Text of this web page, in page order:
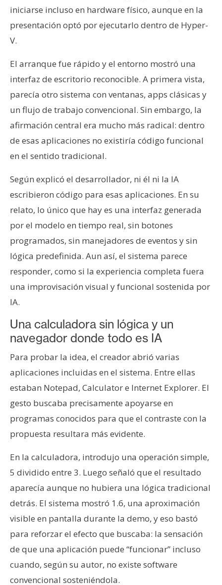
P
u
i
c
d
a
d
iniciarse incluso en hardware físico, aunque en la
presentación optó por ejecutarlo dentro de Hyper-
V.
El arranque fue rápido y el entorno mostró una
interfaz de escritorio reconocible. A primera vista,
parecía otro sistema con ventanas, apps clásicas y
un flujo de trabajo convencional. Sin embargo, la
afirmación central era mucho más radical: dentro
de esas aplicaciones no existiría código funcional
en el sentido tradicional.
Según explicó el desarrollador, ni él ni la IA
escribieron código para esas aplicaciones. En su
relato, lo único que hay es una interfaz generada
por el modelo en tiempo real, sin botones
programados, sin manejadores de eventos y sin
lógica predefinida. Aun así, el sistema parece
responder, como si la experiencia completa fuera
una improvisación visual y funcional sostenida por
IA.
Una calculadora sin lógica y un
navegador donde todo es IA
Para probar la idea, el creador abrió varias
aplicaciones incluidas en el sistema. Entre ellas
estaban Notepad, Calculator e Internet Explorer. El
gesto buscaba precisamente apoyarse en
programas conocidos para que el contraste con la
propuesta resultara más evidente.
En la calculadora, introdujo una operación simple,
5 dividido entre 3. Luego señaló que el resultado
aparecía aunque no hubiera una lógica tradicional
detrás. El sistema mostró 1.6, una aproximación
visible en pantalla durante la demo, y eso bastó
para reforzar el efecto que buscaba: la sensación
de que una aplicación puede “funcionar” incluso
cuando, según su autor, no existe software
convencional sosteniéndola.